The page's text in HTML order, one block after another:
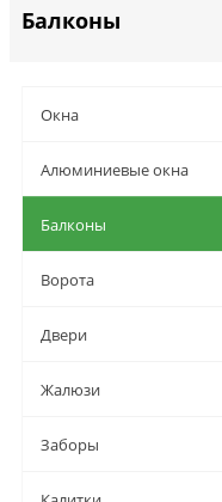
Балконы
Окна
Алюминиевые окна
Балконы
Ворота
Двери
Жалюзи
Заборы